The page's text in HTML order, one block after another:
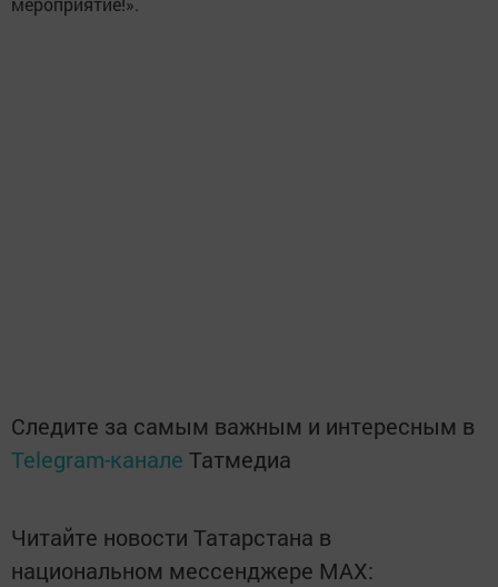
Следите за самым важным и интересным в
Telegram-канале Татмедиа
Читайте новости Татарстана в
национальном мессенджере MАХ: